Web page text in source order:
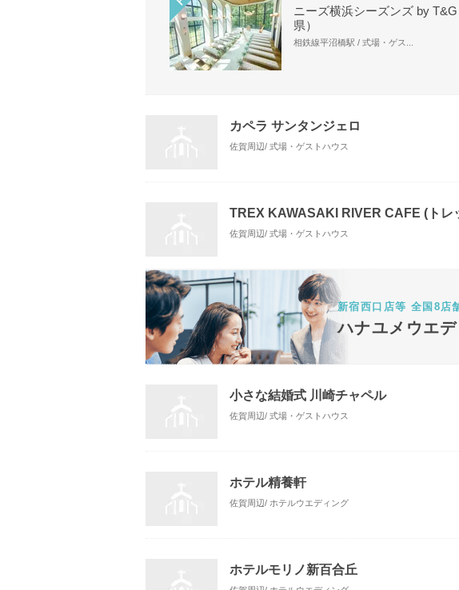
ニーズ横浜シーズンズ by T&G
県）
相鉄線平沼橋駅 / 式場・ゲス...
カペラ サンタンジェロ
佐賀周辺/ 式場・ゲストハウス
TREX KAWASAKI RIVER CAFE (トレ
佐賀周辺/ 式場・ゲストハウス
新宿西口店等 全国8店
ハナユメウエ
小さな結婚式 川崎チャペル
佐賀周辺/ 式場・ゲストハウス
ホテル精養軒
佐賀周辺/ ホテルウエディング
ホテルモリノ新百合丘